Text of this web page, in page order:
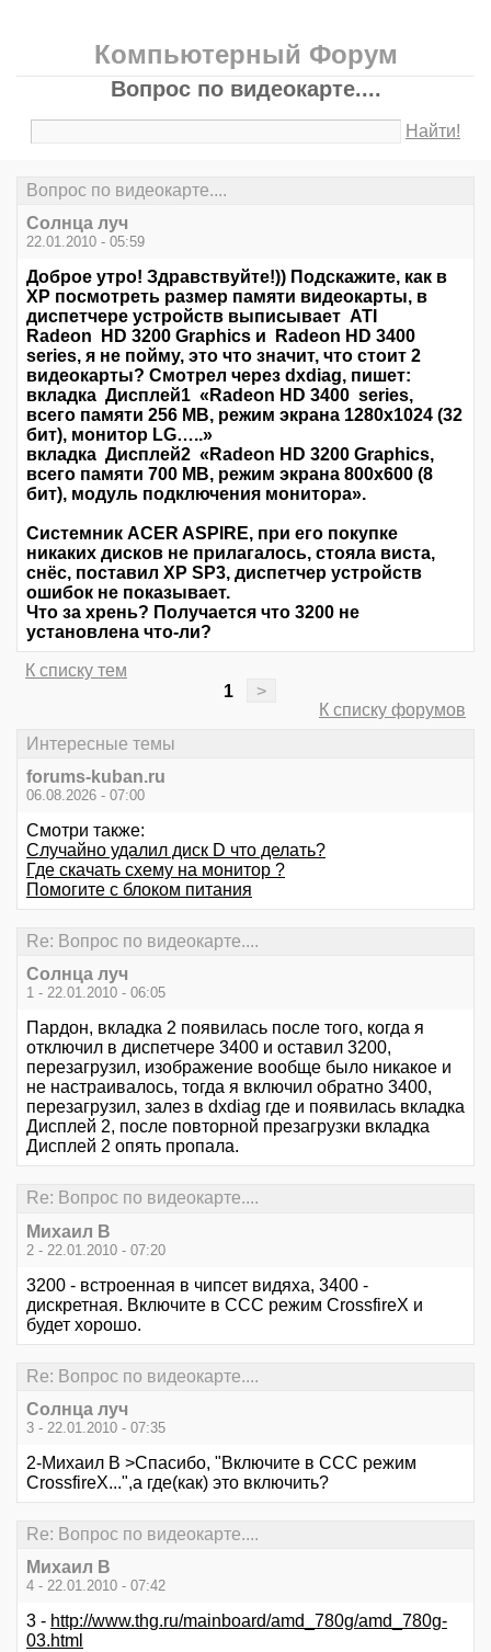
Компьютерный Форум
Вопрос по видеокарте....
Найти!
Вопрос по видеокарте....
Солнца луч
22.01.2010 - 05:59
Доброе утро! Здравствуйте!)) Подскажите, как в
XP посмотреть размер памяти видеокарты, в
диспетчере устройств выписывает ATI
Radeon HD 3200 Graphics и Radeon HD 3400
series, я не пойму, это что значит, что стоит 2
видеокарты? Смотрел через dxdiag, пишет:
вкладка Дисплей1 «Radeon HD 3400 series,
всего памяти 256 МВ, режим экрана 1280х1024 (32
бит), монитор LG…..»
вкладка Дисплей2 «Radeon HD 3200 Graphics,
всего памяти 700 МВ, режим экрана 800х600 (8
бит), модуль подключения монитора».
Системник ACER ASPIRE, при его покупке
никаких дисков не прилагалось, стояла виста,
снёс, поставил ХР SP3, диспетчер устройств
ошибок не показывает.
Что за хрень? Получается что 3200 не
установлена что-ли?
К списку тем
1
>
К списку форумов
Интересные темы
forums-kuban.ru
06.08.2026 - 07:00
Смотри также:
Случайно удалил диск D что делать?
Где скачать схему на монитор ?
Помогите с блоком питания
Re: Вопрос по видеокарте....
Солнца луч
1 - 22.01.2010 - 06:05
Пардон, вкладка 2 появилась после того, когда я
отключил в диспетчере 3400 и оставил 3200,
перезагрузил, изображение вообще было никакое и
не настраивалось, тогда я включил обратно 3400,
перезагрузил, залез в dxdiag где и появилась вкладка
Дисплей 2, после повторной презагрузки вкладка
Дисплей 2 опять пропала.
Re: Вопрос по видеокарте....
Михаил В
2 - 22.01.2010 - 07:20
3200 - встроенная в чипсет видяха, 3400 -
дискретная. Включите в ССС режим CrossfireX и
будет хорошо.
Re: Вопрос по видеокарте....
Солнца луч
3 - 22.01.2010 - 07:35
2-Михаил В >Спасибо, "Включите в ССС режим
CrossfireX...",а где(как) это включить?
Re: Вопрос по видеокарте....
Михаил В
4 - 22.01.2010 - 07:42
3 - http://www.thg.ru/mainboard/amd_780g/amd_780g-
03.html